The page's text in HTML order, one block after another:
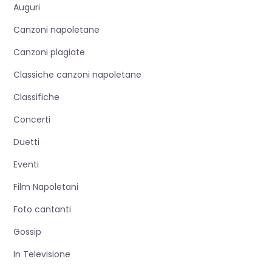
Auguri
Canzoni napoletane
Canzoni plagiate
Classiche canzoni napoletane
Classifiche
Concerti
Duetti
Eventi
Film Napoletani
Foto cantanti
Gossip
In Televisione